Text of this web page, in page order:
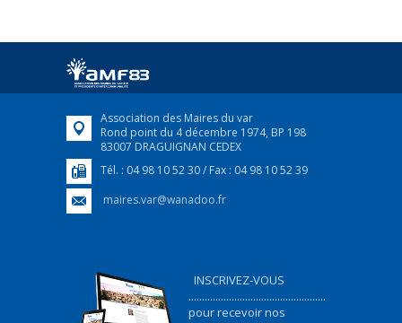
Afin d’accompagner au mieux les réfugiés
FEUILLETER
Association des Maires du var
Rond point du 4 décembre 1974, BP 198
83007 DRAGUIGNAN CEDEX
Tél. : 04 98 10 52 30 / Fax : 04 98 10 52 39
maires.var@wanadoo.fr
INSCRIVEZ-VOUS
...................................................
pour recevoir nos